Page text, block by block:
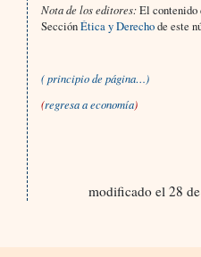
Nota de los editores:El contenido
SecciónÉtica y Derechode este
( principio de página…)
(regresa a economía)
modificado el 28